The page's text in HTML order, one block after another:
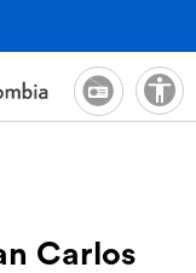
Carlos